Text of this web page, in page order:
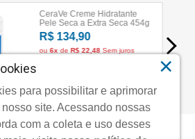
para possibilitar e aprimorar
site. Acessando nossas
com a coleta e uso desses
×